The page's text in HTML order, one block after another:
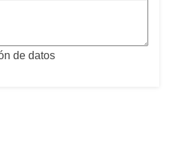
de datos